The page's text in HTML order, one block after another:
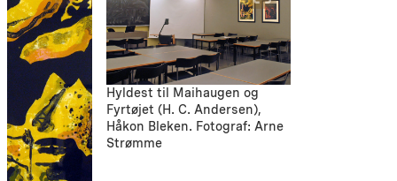
Hyldest til Maihaugen og
Fyrtøjet (H. C. Andersen),
Håkon Bleken. Fotograf: Arne
Strømme